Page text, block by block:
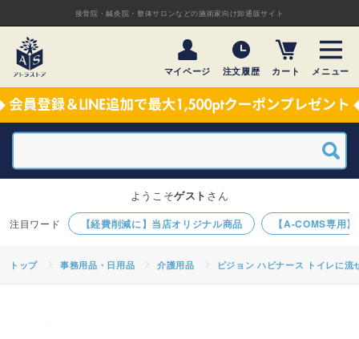
接骨院・鍼灸院・整体サロンなどの施術家向け卸通販サイト
マイページ 注文履歴 カート メニュー
【経費削減に】当店オリジナル商品 【A-COMS専用
ようこそゲスト さん
トップ 事務用品・日用品 介護用品 ピジョン ハビナース トイレに